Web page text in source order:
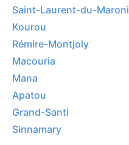
Saint-Laurent-du-Maroni
Kourou
Rémire-Montjoly
Macouria
Mana
Apatou
Grand-Santi
Sinnamary